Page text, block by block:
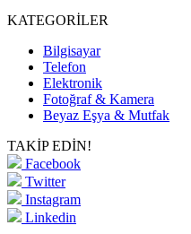
KATEGORİLER
Bilgisayar
Telefon
Elektronik
Fotoğraf & Kamera
Beyaz Eşya & Mutfak
TAKİP EDİN!
Facebook
Twitter
Instagram
Linkedin